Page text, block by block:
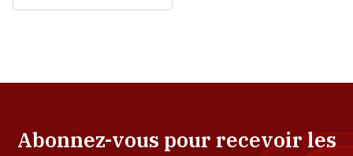
Abonnez-vous pour recevoir les